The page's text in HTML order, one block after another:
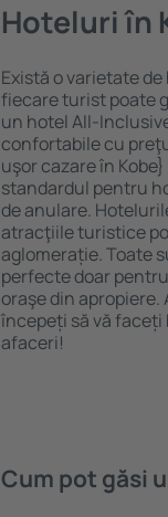
Hoteluri în
Există o varietate
fiecare turist poate
un hotel All-
confortabile cu
uşor cazare în
standardul pentru
de anulare.
atracţiile turistice
aglomerație. Toate
perfecte doar
oraşe din apropiere.
începeți să vă
afaceri!
Cum pot găsi